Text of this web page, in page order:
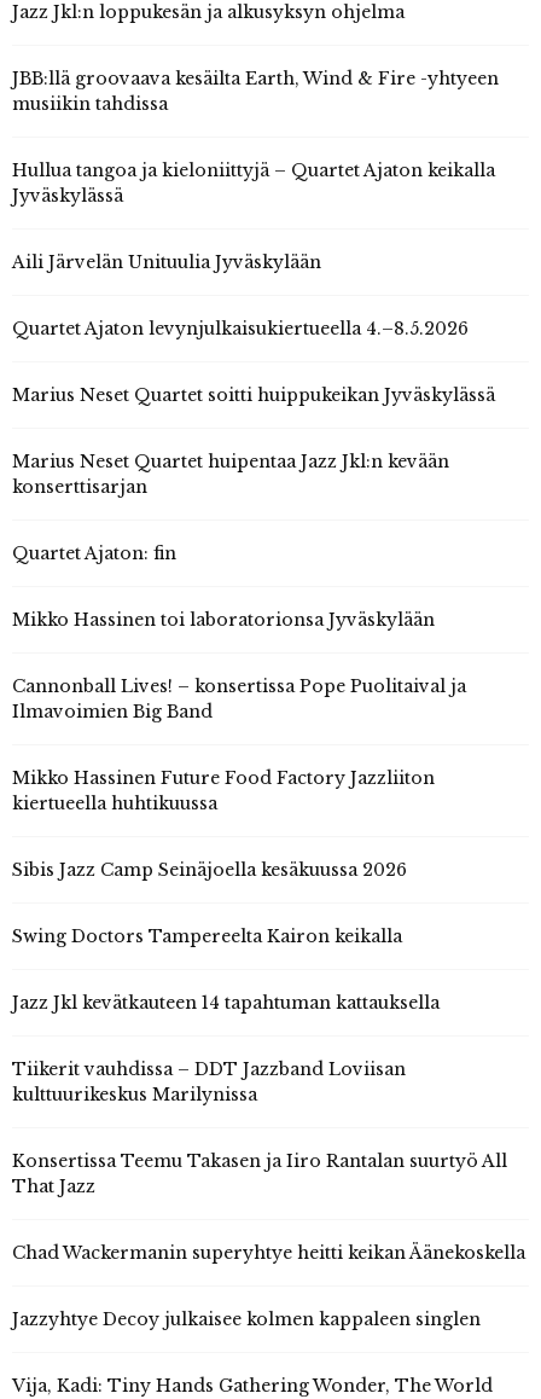
Jazz Jkl:n loppukesän ja alkusyksyn ohjelma
JBB:llä groovaava kesäilta Earth, Wind & Fire -yhtyeen
musiikin tahdissa
Hullua tangoa ja kieloniittyjä – Quartet Ajaton keikalla
Jyväskylässä
Aili Järvelän Unituulia Jyväskylään
Quartet Ajaton levynjulkaisukiertueella 4.–8.5.2026
Marius Neset Quartet soitti huippukeikan Jyväskylässä
Marius Neset Quartet huipentaa Jazz Jkl:n kevään
konserttisarjan
Quartet Ajaton: fin
Mikko Hassinen toi laboratorionsa Jyväskylään
Cannonball Lives! – konsertissa Pope Puolitaival ja
Ilmavoimien Big Band
Mikko Hassinen Future Food Factory Jazzliiton
kiertueella huhtikuussa
Sibis Jazz Camp Seinäjoella kesäkuussa 2026
Swing Doctors Tampereelta Kairon keikalla
Jazz Jkl kevätkauteen 14 tapahtuman kattauksella
Tiikerit vauhdissa – DDT Jazzband Loviisan
kulttuurikeskus Marilynissa
Konsertissa Teemu Takasen ja Iiro Rantalan suurtyö All
That Jazz
Chad Wackermanin superyhtye heitti keikan Äänekoskella
Jazzyhtye Decoy julkaisee kolmen kappaleen singlen
Vija, Kadi: Tiny Hands Gathering Wonder, The World